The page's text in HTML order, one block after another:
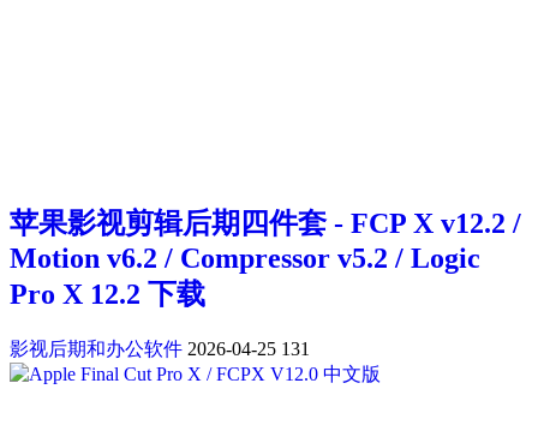
苹果影视剪辑后期四件套 - FCP X v12.2 /
Motion v6.2 / Compressor v5.2 / Logic
Pro X 12.2 下载
影视后期和办公软件 2026-04-25 131